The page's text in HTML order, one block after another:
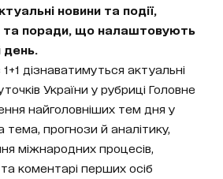
новини та події,
та поради, що налаштовують
1+1 дізнаватимуться актуальні
України у рубриці Головне
найголовніших тем дня у
тема, прогнози й аналітику,
міжнародних процесів,
коментарі перших осіб